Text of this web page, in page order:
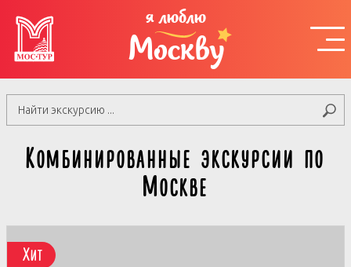
я люблю
Москву
Комбинированные экскурсии по
Москве
Хит